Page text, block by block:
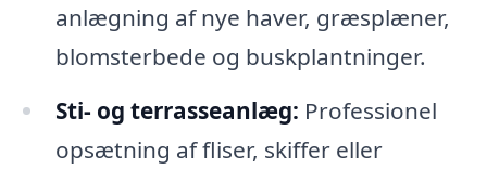
anlægning af nye haver, græsplæner,
blomsterbede og buskplantninger.
Sti- og terrasseanlæg: Professionel
opsætning af fliser, skiffer eller